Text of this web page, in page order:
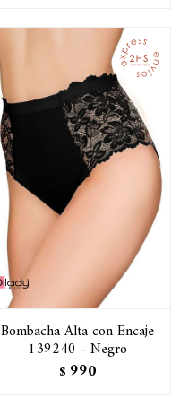
Bombacha Alta con Encaje
139240 - Negro
$ 990